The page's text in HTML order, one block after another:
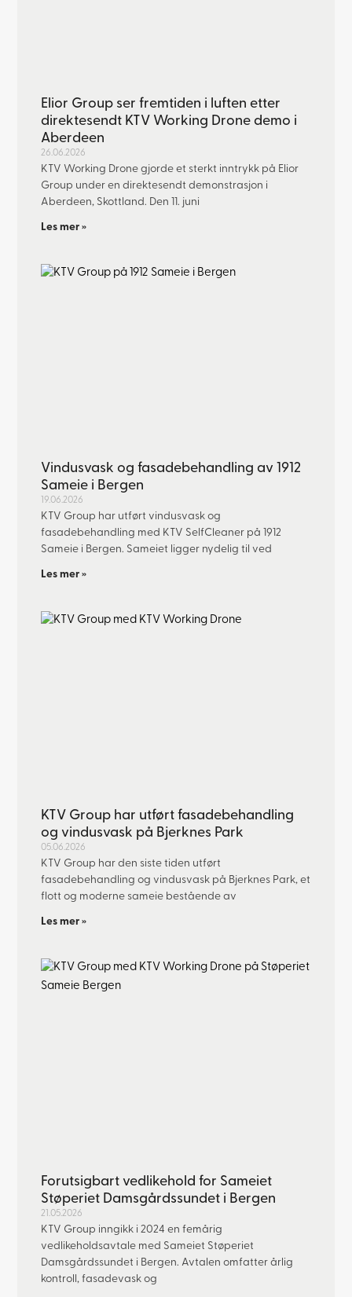
Elior Group ser fremtiden i luften etter
direktesendt KTV Working Drone demo i
Aberdeen
26.06.2026
KTV Working Drone gjorde et sterkt inntrykk på Elior
Group under en direktesendt demonstrasjon i
Aberdeen, Skottland. Den 11. juni
Les mer »
Vindusvask og fasadebehandling av 1912
Sameie i Bergen
19.06.2026
KTV Group har utført vindusvask og
fasadebehandling med KTV SelfCleaner på 1912
Sameie i Bergen. Sameiet ligger nydelig til ved
Les mer »
KTV Group har utført fasadebehandling
og vindusvask på Bjerknes Park
05.06.2026
KTV Group har den siste tiden utført
fasadebehandling og vindusvask på Bjerknes Park, et
flott og moderne sameie bestående av
Les mer »
Forutsigbart vedlikehold for Sameiet
Støperiet Damsgårdssundet i Bergen
21.05.2026
KTV Group inngikk i 2024 en femårig
vedlikeholdsavtale med Sameiet Støperiet
Damsgårdssundet i Bergen. Avtalen omfatter årlig
kontroll, fasadevask og